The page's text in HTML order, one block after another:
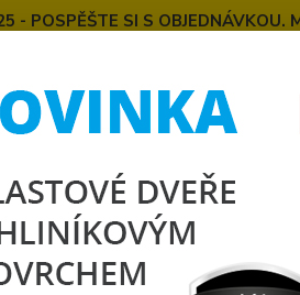
- POSPĚŠTE SI S
KONTAKT O NÁS
dveře PREMIUM balkonové